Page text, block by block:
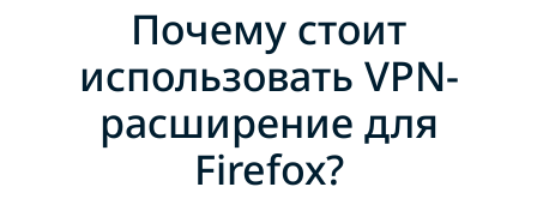
Почему стоит
использовать VPN-
расширение для
Firefox?